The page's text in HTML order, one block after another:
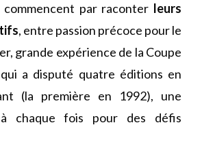
par raconter leurs
, entre passion précoce pour le
grande expérience de la Coupe
a disputé quatre éditions en
(la première en 1992), une
à chaque fois pour des défis